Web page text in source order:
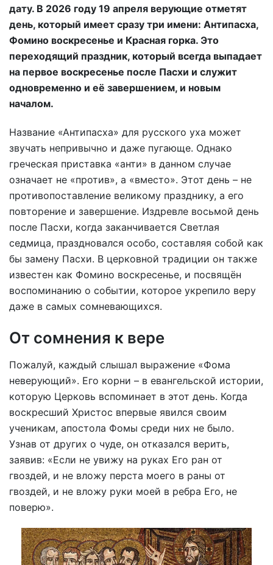
дату. В 2026 году 19 апреля верующие отметят
день, который имеет сразу три имени: Антипасха,
Фомино воскресенье и Красная горка. Это
переходящий праздник, который всегда выпадает
на первое воскресенье после Пасхи и служит
одновременно и её завершением, и новым
началом.
Название «Антипасха» для русского уха может
звучать непривычно и даже пугающе. Однако
греческая приставка «анти» в данном случае
означает не «против», а «вместо». Этот день – не
противопоставление великому празднику, а его
повторение и завершение. Издревле восьмой день
после Пасхи, когда заканчивается Светлая
седмица, праздновался особо, составляя собой как
бы замену Пасхи. В церковной традиции он также
известен как Фомино воскресенье, и посвящён
воспоминанию о событии, которое укрепило веру
даже в самых сомневающихся.
От сомнения к вере
Пожалуй, каждый слышал выражение «Фома
неверующий». Его корни – в евангельской истории,
которую Церковь вспоминает в этот день. Когда
воскресший Христос впервые явился своим
ученикам, апостола Фомы среди них не было.
Узнав от других о чуде, он отказался верить,
заявив: «Если не увижу на руках Его ран от
гвоздей, и не вложу перста моего в раны от
гвоздей, и не вложу руки моей в ребра Его, не
поверю».